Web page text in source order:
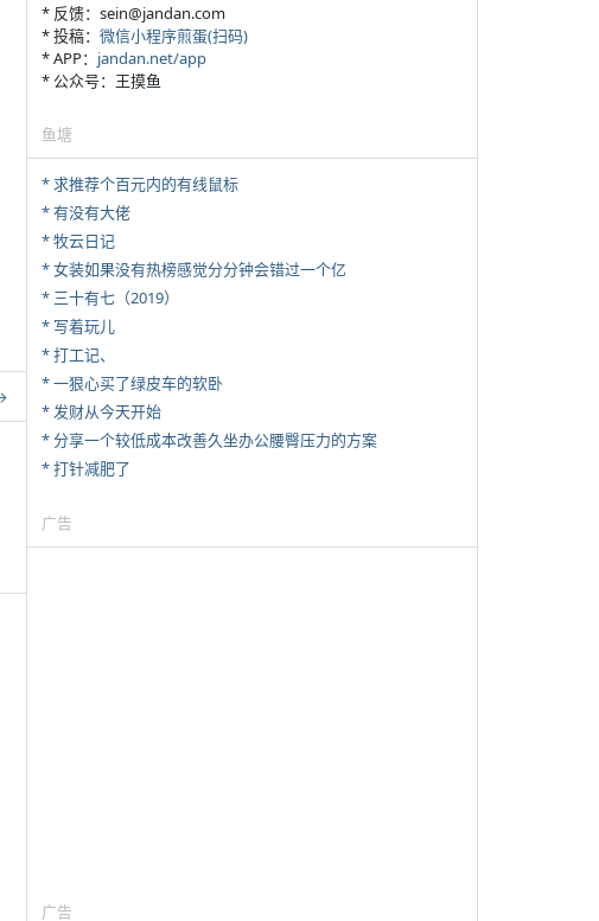
* 反馈：sein@jandan.com
* 投稿： 微信小程序煎蛋(扫码)
* APP： jandan.net/app
* 公众号：王摸鱼
鱼塘
* 求推荐个百元内的有线鼠标
* 有没有大佬
* 牧云日记
* 女装如果没有热榜感觉分分钟会错过一个亿
* 三十有七（2019）
* 写着玩儿
* 打工记、
* 一狠心买了绿皮车的软卧
* 发财从今天开始
* 分享一个较低成本改善久坐办公腰臀压力的方案
* 打针减肥了
广告
广告